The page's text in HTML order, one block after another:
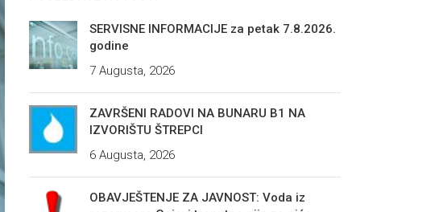
SERVISNE INFORMACIJE za petak 7.8.2026.
godine
7 Augusta, 2026
ZAVRŠENI RADOVI NA BUNARU B1 NA
IZVORIŠTU ŠTREPCI
6 Augusta, 2026
OBAVJEŠTENJE ZA JAVNOST: Voda iz